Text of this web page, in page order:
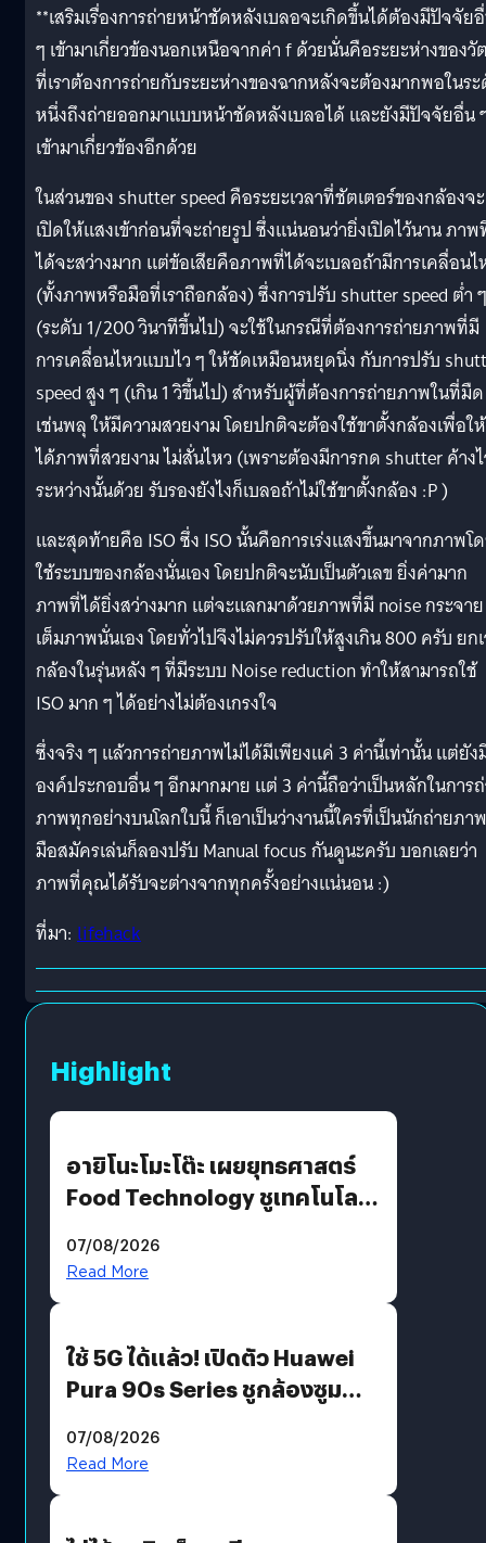
**เสริมเรื่องการถ่ายหน้าชัดหลังเบลอจะเกิดขึ้นได้ต้องมีปัจจัย
ๆ เข้ามาเกี่ยวข้องนอกเหนือจากค่า f ด้วยนั่นคือระยะห่างของวั
ที่เราต้องการถ่ายกับระยะห่างของฉากหลังจะต้องมากพอในร
หนึ่งถึงถ่ายออกมาแบบหน้าชัดหลังเบลอได้ และยังมีปัจจัยอื่น
เข้ามาเกี่ยวข้องอีกด้วย
ในส่วนของ shutter speed คือระยะเวลาที่ชัตเตอร์ของกล้องจะ
เปิดให้แสงเข้าก่อนที่จะถ่ายรูป ซึ่งแน่นอนว่ายิ่งเปิดไว้นาน ภา
ได้จะสว่างมาก แต่ข้อเสียคือภาพที่ได้จะเบลอถ้ามีการเคลื่อนไ
(ทั้งภาพหรือมือที่เราถือกล้อง) ซึ่งการปรับ shutter speed ต่ำ ๆ
(ระดับ 1/200 วินาทีขึ้นไป) จะใช้ในกรณีที่ต้องการถ่ายภาพที่มี
การเคลื่อนไหวแบบไว ๆ ให้ชัดเหมือนหยุดนิ่ง กับการปรับ
speed สูง ๆ (เกิน 1 วิขึ้นไป) สำหรับผู้ที่ต้องการถ่ายภาพในที่มื
เช่นพลุ ให้มีความสวยงาม โดยปกติจะต้องใช้ขาตั้งกล้องเพื่อให้
ได้ภาพที่สวยงาม ไม่สั่นไหว (เพราะต้องมีการกด shutter ค้าง
ระหว่างนั้นด้วย รับรองยังไงก็เบลอถ้าไม่ใช้ขาตั้งกล้อง :P )
และสุดท้ายคือ ISO ซึ่ง ISO นั้นคือการเร่งแสงขึ้นมาจากภาพโ
ใช้ระบบของกล้องนั่นเอง โดยปกติจะนับเป็นตัวเลข ยิ่งค่ามาก
ภาพที่ได้ยิ่งสว่างมาก แต่จะแลกมาด้วยภาพที่มี noise กระจาย
เต็มภาพนั่นเอง โดยทั่วไปจึงไม่ควรปรับให้สูงเกิน 800 ครับ ยก
กล้องในรุ่นหลัง ๆ ที่มีระบบ Noise reduction ทำให้สามารถใช้
ISO มาก ๆ ได้อย่างไม่ต้องเกรงใจ
ซึ่งจริง ๆ แล้วการถ่ายภาพไม่ได้มีเพียงแค่ 3 ค่านี้เท่านั้น แต่ยัง
องค์ประกอบอื่น ๆ อีกมากมาย แต่ 3 ค่านี้ถือว่าเป็นหลักในการ
ภาพทุกอย่างบนโลกใบนี้ ก็เอาเป็นว่างานนี้ใครที่เป็นนักถ่ายภาพ
มือสมัครเล่นก็ลองปรับ Manual focus กันดูนะครับ บอกเลยว่า
ภาพที่คุณได้รับจะต่างจากทุกครั้งอย่างแน่นอน :)
ที่มา: lifehack
Highlight
อายิโนะโมะโต๊ะ เผยยุทธศาสตร์
Food Technology ชูเทคโนโลยี
บริโภคและ B2B
07/08/2026
Read More
ใช้ 5G ได้แล้ว! เปิดตัว Huawei
Pura 90s Series ชูกล้องซูม
07/08/2026
Read More